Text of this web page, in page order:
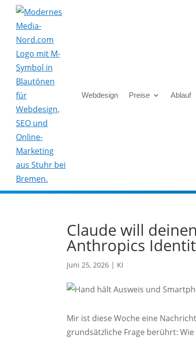
Skip To Content
Webdesign Preise Ablauf
Claude will
Anthropics
Juni 25, 2026 | KI
Mir ist diese Woche eine
grundsätzliche Frage berührt: